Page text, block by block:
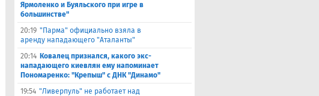
Ярмоленко и Буяльского при игре в
большинстве"
20:19 "Парма" официально взяла в
аренду нападающего "Аталанты"
20:14 Ковалец признался, какого экс-
нападающего киевлян ему напоминает
Пономаренко: "Крепыш" с ДНК "Динамо"
19:54 "Ливерпуль" не работает над